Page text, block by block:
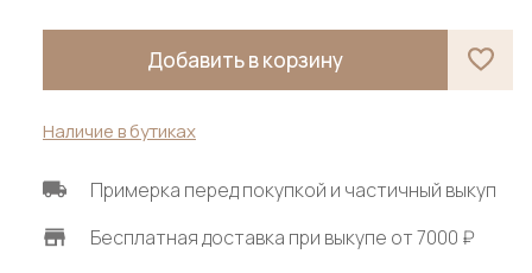
Добавить в корзину
Наличие в бутиках
Примерка перед покупкой и частичный выкуп
Бесплатная доставка при выкупе от 7000 ₽